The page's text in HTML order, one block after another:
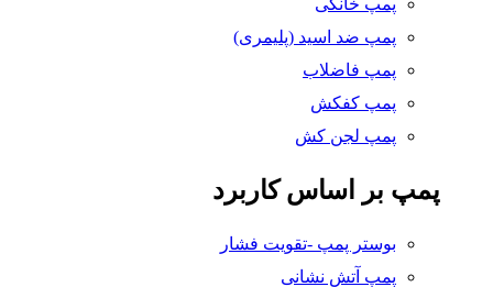
پمپ خانگی
پمپ ضد اسید (پلیمری)
پمپ فاضلاب
پمپ کفکش
پمپ لجن کش
پمپ بر اساس کاربرد
بوستر پمپ -تقویت فشار
پمپ آتش نشانی